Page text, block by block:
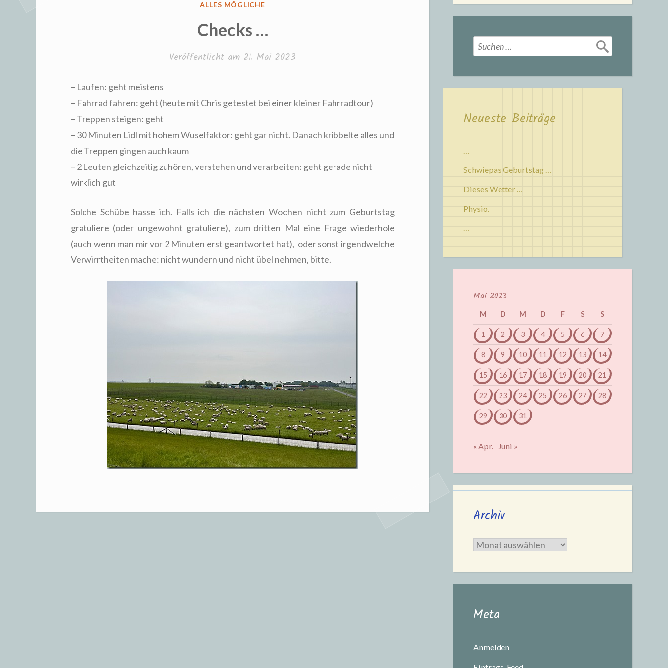
VERÖFFENTLICHT
ALLES MÖGLICHE
Checks …
Veröffentlicht am 21. Mai 2023
– Laufen: geht meistens
– Fahrrad fahren: geht (heute mit Chris getestet bei einer kleiner Fahrradtour)
– Treppen steigen: geht
– 30 Minuten Lidl mit hohem Wuselfaktor: geht gar nicht. Danach kribbelte alles und
die Treppen gingen auch kaum
– 2 Leuten gleichzeitig zuhören, verstehen und verarbeiten: geht gerade nicht
wirklich gut
Solche Schübe hasse ich. Falls ich die nächsten Wochen nicht zum Geburtstag
gratuliere (oder ungewohnt gratuliere), zum dritten Mal eine Frage wiederhole
(auch wenn man mir vor 2 Minuten erst geantwortet hat), oder sonst irgendwelche
Verwirrtheiten mache: nicht wundern und nicht übel nehmen, bitte.
Suchen
nach:
Neueste Beiträge
…
Schwiepas Geburtstag …
Dieses Wetter …
Physio.
…
Mai 2023
M D M D F S S
1 2 3 4 5 6 7
8 9 10 11 12 13 14
15 16 17 18 19 20 21
22 23 24 25 26 27 28
29 30 31
« Apr. Juni »
Archiv
Archiv
Meta
Anmelden